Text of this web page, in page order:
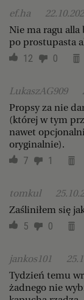
ef.ha
Nie ma ragu alla
po prostupasta
12 0
LukaszAG909
Propsy za nie
(której w tym
nawet
oryginalnie).
7 1
tomkul
Zaśliniłem się
5 0
jankos101
Tydzień temu
żadnego nie